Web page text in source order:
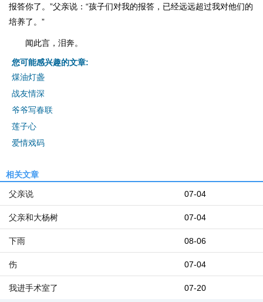
报答你了。”父亲说：“孩子们对我的报答，已经远远超过我对他们的
培养了。”
闻此言，泪奔。
您可能感兴趣的文章:
煤油灯盏
战友情深
爷爷写春联
莲子心
爱情戏码
相关文章
07-04
父亲说
07-04
父亲和大杨树
08-06
下雨
07-04
伤
07-20
我进手术室了